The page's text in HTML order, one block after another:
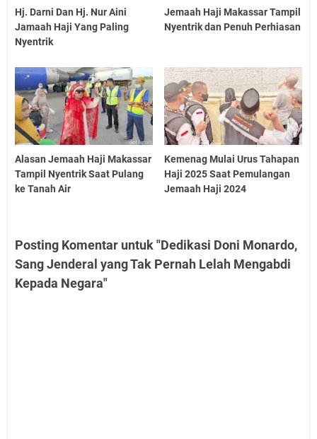
Hj. Darni Dan Hj. Nur Aini
Jamaah Haji Yang Paling
Nyentrik
Jemaah Haji Makassar Tampil
Nyentrik dan Penuh Perhiasan
Alasan Jemaah Haji Makassar
Tampil Nyentrik Saat Pulang
ke Tanah Air
Kemenag Mulai Urus Tahapan
Haji 2025 Saat Pemulangan
Jemaah Haji 2024
Posting Komentar untuk "Dedikasi Doni Monardo,
Sang Jenderal yang Tak Pernah Lelah Mengabdi
Kepada Negara"